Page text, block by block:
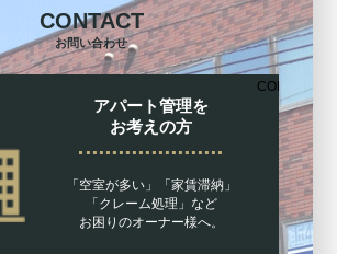
CONTACT
お問い合わせ
アパート管理を
お考えの方
「空室が多い」「家賃滞納」
「クレーム処理」など
お困りのオーナー様へ。
CONTACT